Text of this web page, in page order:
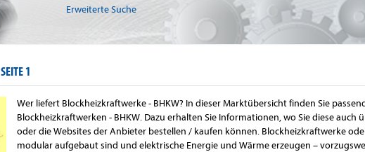
Erweiterte Suche
SEITE 1
Wer liefert Blockheizkraftwerke - BHKW? In dieser Marktübersicht finden Sie
Blockheizkraftwerken - BHKW. Dazu erhalten Sie Informationen, wo Sie diese auch
oder die Websites der Anbieter bestellen / kaufen können. Blockheizkraftwerke
modular aufgebaut sind und elektrische Energie und Wärme erzeugen –